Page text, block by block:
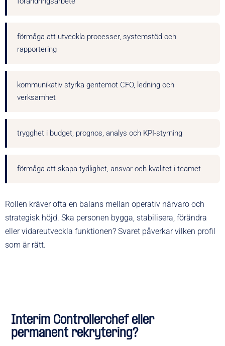
förmåga att utveckla processer, systemstöd och
rapportering
kommunikativ styrka gentemot CFO, ledning och
verksamhet
trygghet i budget, prognos, analys och KPI-styrning
förmåga att skapa tydlighet, ansvar och kvalitet i teamet
Rollen kräver ofta en balans mellan operativ närvaro och
strategisk höjd. Ska personen bygga, stabilisera, förändra
eller vidareutveckla funktionen? Svaret påverkar vilken profil
som är rätt.
Interim Controllerchef eller
permanent rekrytering?